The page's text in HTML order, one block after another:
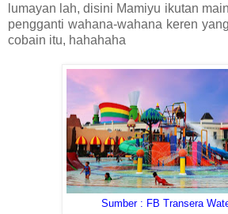
lumayan lah, disini Mamiyu ikutan
pengganti wahana-wahana keren
cobain itu, hahahaha
Sumber : FB Transera